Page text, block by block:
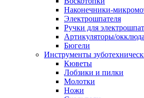
Наконечники-
Электрошпателя
Ручки для
Артикуляторы/
Бюгели
Инструменты
Кюветы
Лобзики и пилки
Молотки
Ножи